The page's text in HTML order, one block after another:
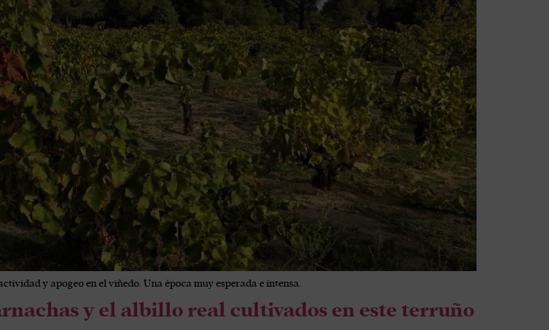
y apogeo en el viñedo. Una época muy esperada e intensa.
y el albillo real cultivados en este terruño